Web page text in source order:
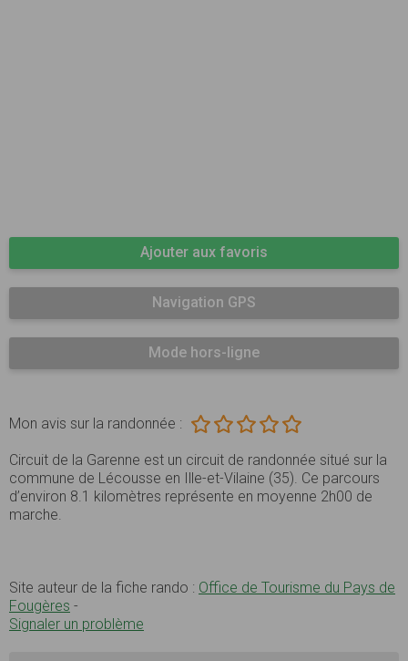
Ajouter aux favoris
Navigation GPS
Mode hors-ligne
Mon avis sur la randonnée :
Circuit de la Garenne est un circuit de randonnée situé sur la
commune de Lécousse en Ille-et-Vilaine (35). Ce parcours
d’environ 8.1 kilomètres représente en moyenne 2h00 de
marche.
Site auteur de la fiche rando : Office de Tourisme du Pays de
Fougères -
Signaler un problème